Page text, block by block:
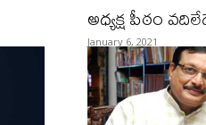
అధ్యక్ష పీఠం
January 6, 2021